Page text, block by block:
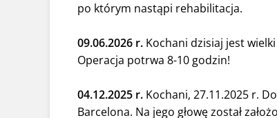
po którym nastąpi rehabilitacja.
09.06.2026 r. Kochani dzisiaj jest
Operacja potrwa 8-10 godzin!
04.12.2025 r. Kochani, 27.11.2025 r.
Barcelona. Na jego głowę został